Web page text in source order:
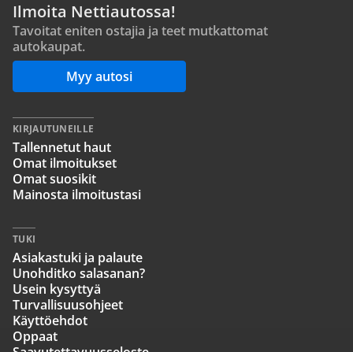
Ilmoita Nettiautossa!
Tavoitat eniten ostajia ja teet mutkattomat
autokaupat.
Myy autosi
KIRJAUTUNEILLE
Tallennetut haut
Omat ilmoitukset
Omat suosikit
Mainosta ilmoitustasi
TUKI
Asiakastuki ja palaute
Unohditko salasanan?
Usein kysyttyä
Turvallisuusohjeet
Käyttöehdot
Oppaat